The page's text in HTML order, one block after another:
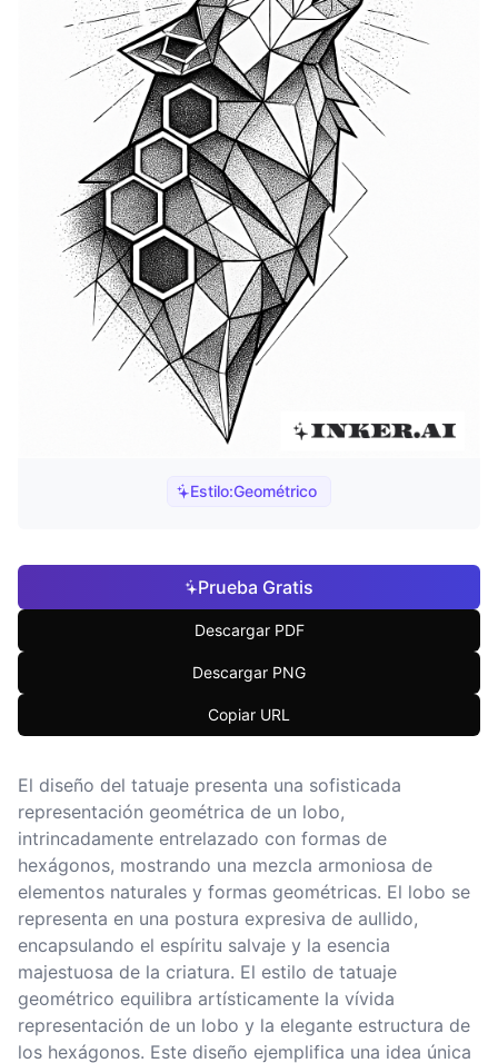
Estilo:Geométrico
Prueba Gratis
Descargar PDF
Descargar PNG
Copiar URL
El diseño del tatuaje presenta una sofisticada
representación geométrica de un lobo,
intrincadamente entrelazado con formas de
hexágonos, mostrando una mezcla armoniosa de
elementos naturales y formas geométricas. El lobo se
representa en una postura expresiva de aullido,
encapsulando el espíritu salvaje y la esencia
majestuosa de la criatura. El estilo de tatuaje
geométrico equilibra artísticamente la vívida
representación de un lobo y la elegante estructura de
los hexágonos. Este diseño ejemplifica una idea única